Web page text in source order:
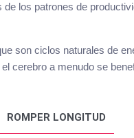
los patrones de
son ciclos naturales de
cerebro a menudo se
ROMPER LONGITUD